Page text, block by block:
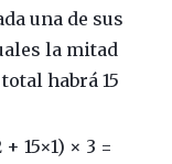
una de sus
la mitad
habrá 15
15×1) × 3 =